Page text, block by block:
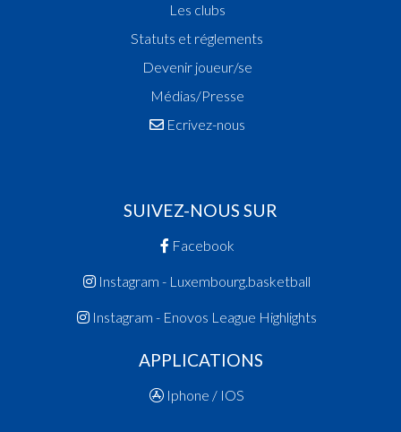
Les clubs
Statuts et réglements
Devenir joueur/se
Médias/Presse
Ecrivez-nous
SUIVEZ-NOUS SUR
Facebook
Instagram - Luxembourg.basketball
Instagram - Enovos League Highlights
APPLICATIONS
Iphone / IOS